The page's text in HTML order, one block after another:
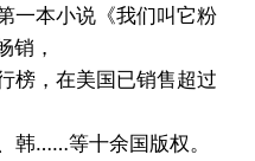
一本小说《我们叫它粉
销，
榜，在美国已销售超过
韩……等十余国版权。